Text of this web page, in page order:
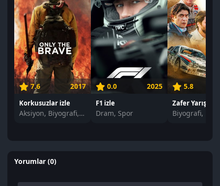
7.6 2017
Korkusuzlar izle
Aksiyon, Biyografi, Dram
0.0 2025
F1 izle
Dram, Spor
5.8
Yorumlar (0)